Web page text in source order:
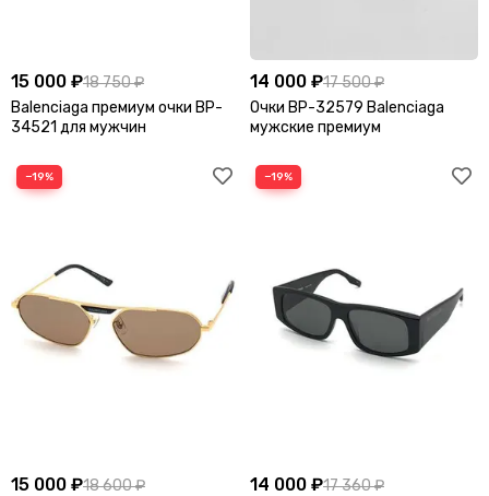
15 000 ₽18 750 ₽
Balenciaga премиум очки BP-
34521 для мужчин
14 000 ₽17 500 ₽
Очки BP-32579 Balenciaga
мужские премиум
−19%
15 000 ₽18 600 ₽
−19%
14 000 ₽17 360 ₽